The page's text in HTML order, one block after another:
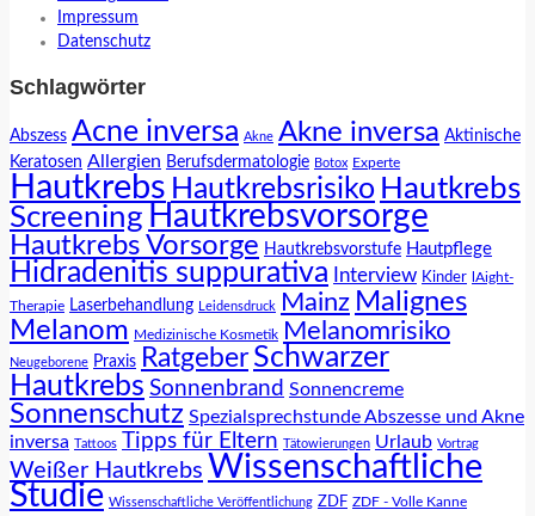
Impressum
Datenschutz
Schlagwörter
Abszess Acne inversa Akne Akne inversa Aktinische
Keratosen Allergien Berufsdermatologie Botox Experte
Hautkrebs Hautkrebsrisiko Hautkrebs
Screening Hautkrebsvorsorge
Hautkrebs Vorsorge Hautkrebsvorstufe Hautpflege
Hidradenitis suppurativa Interview Kinder lAight-
Therapie Laserbehandlung Leidensdruck Mainz Malignes
Melanom Medizinische Kosmetik Melanomrisiko
Neugeborene Praxis Ratgeber Schwarzer
Hautkrebs Sonnenbrand Sonnencreme
Sonnenschutz Spezialsprechstunde Abszesse und Akne
inversa
Tattoos Tipps für Eltern Tätowierungen Urlaub Vortrag
Weißer Hautkrebs Wissenschaftliche
Studie Wissenschaftliche Veröffentlichung ZDF ZDF - Volle Kanne